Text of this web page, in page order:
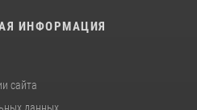
ИНФОРМАЦИЯ
сайта